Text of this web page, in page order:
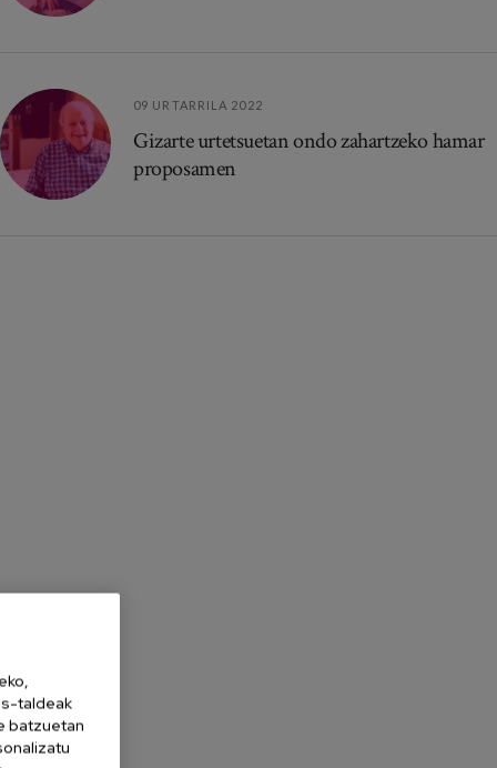
09 URTARRILA 2022
Gizarte urtetsuetan ondo zahartzeko hamar
proposamen
taldeak
batzuetan